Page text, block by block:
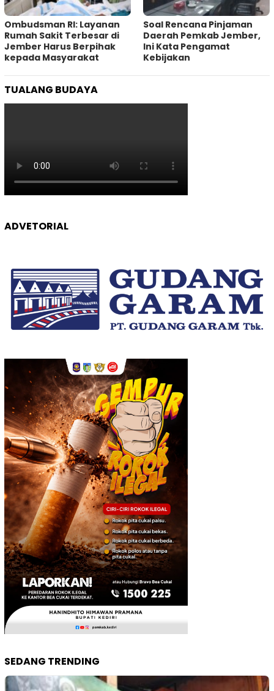
Ombudsman RI: Layanan
Rumah Sakit Terbesar di
Jember Harus Berpihak
kepada Masyarakat
‎Soal Rencana Pinjaman
Daerah Pemkab Jember,
Ini Kata Pengamat
Kebijakan ‎
TUALANG BUDAYA
ADVETORIAL
SEDANG TRENDING